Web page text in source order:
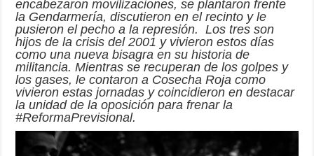
encabezaron movilizaciones, se plantaron frente
la Gendarmería, discutieron en el recinto y le
pusieron el pecho a la represión. Los tres son
hijos de la crisis del 2001 y vivieron estos días
como una nueva bisagra en su historia de
militancia. Mientras se recuperan de los golpes y
los gases, le contaron a Cosecha Roja como
vivieron estas jornadas y coincidieron en destacar
la unidad de la oposición para frenar la
#ReformaPrevisional.